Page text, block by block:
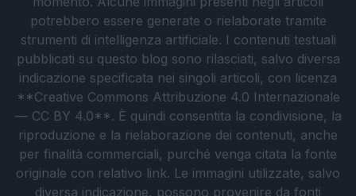
potrebbero essere generate o rielaborate tramite
strumenti di intelligenza artificiale. I contenuti testuali
pubblicati su questo blog sono rilasciati, salvo diversa
indicazione specificata nei singoli articoli, con licenza
**Creative Commons Attribuzione 4.0 Internazionale
— CC BY 4.0**. È quindi consentita la condivisione, la
riproduzione e la rielaborazione dei contenuti, anche
per finalità commerciali, purché venga citata la fonte
originale con relativo link. Le immagini utilizzate, salvo
diversa indicazione, possono provenire da fonti